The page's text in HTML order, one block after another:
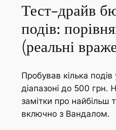
Тест-драйв
подів:
(реальні
Пробував кілька
діапазоні до 500 грн.
замітки про найбільш
включно з Вандалом.